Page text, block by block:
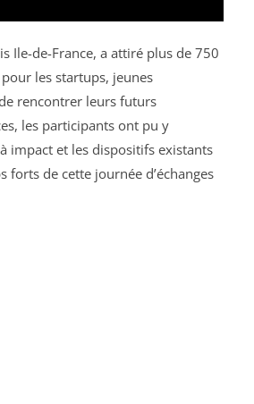
Ile-de-France, a attiré plus de 750
les startups, jeunes
rencontrer leurs futurs
les participants ont pu y
impact et les dispositifs existants
de cette journée d’échanges